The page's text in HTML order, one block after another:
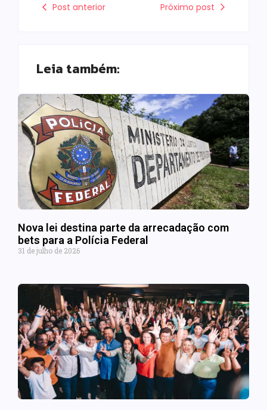
Post anterior Próximo post
Leia também:
Nova lei destina parte da arrecadação com
bets para a Polícia Federal
31 de julho de 2026